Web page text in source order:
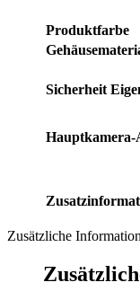
Produktfarbe
Sicherheit
Hauptkamera-
Zusätzliche Information